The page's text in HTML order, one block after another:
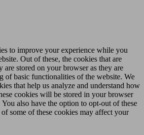
to improve your experience while you
Out of these, the cookies that are
are stored on your browser as they are
of basic functionalities of the website. We
that help us analyze and understand how
cookies will be stored in your browser
also have the option to opt-out of these
some of these cookies may affect your